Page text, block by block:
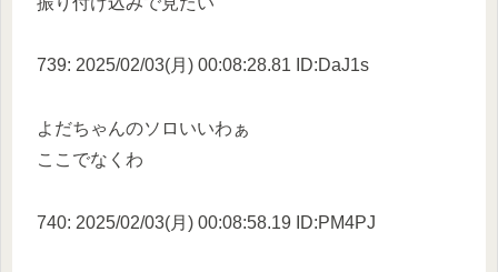
739: 2025/02/03(月) 00:08:28.81 ID:DaJ1s
よだちゃんのソロいいわぁ
ここでなくわ
740: 2025/02/03(月) 00:08:58.19 ID:PM4PJ